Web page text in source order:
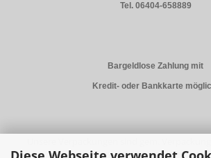
Tel. 06404-658889
Bargeldlose Zahlung mit
Kredit- oder Bankkarte
registriert und lizensiert.